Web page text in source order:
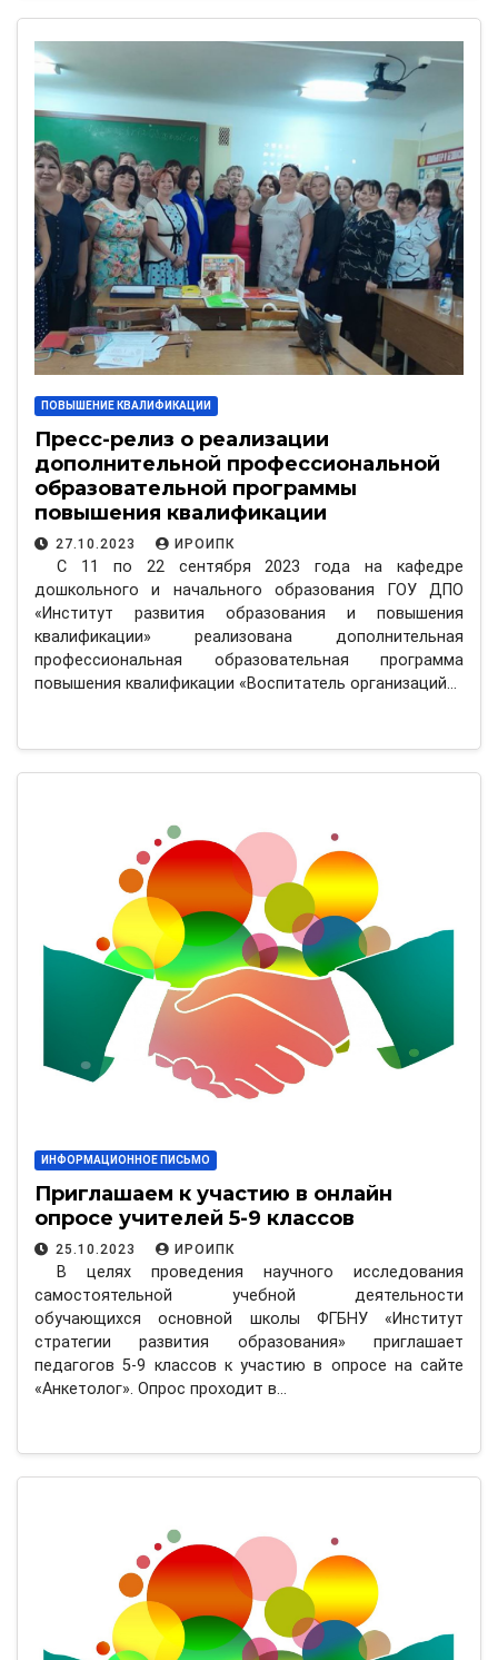
ПОВЫШЕНИЕ КВАЛИФИКАЦИИ
Пресс-релиз о реализации
дополнительной профессиональной
образовательной программы
повышения квалификации
«Воспитатель организаций
дошкольного образования»
27.10.2023 ИРОИПК
С 11 по 22 сентября 2023 года на кафедре
дошкольного и начального образования ГОУ ДПО
«Институт развития образования и повышения
квалификации» реализована дополнительная
профессиональная образовательная программа
повышения квалификации «Воспитатель организаций…
ИНФОРМАЦИОННОЕ ПИСЬМО
Приглашаем к участию в онлайн
опросе учителей 5-9 классов
25.10.2023 ИРОИПК
В целях проведения научного исследования
самостоятельной учебной деятельности
обучающихся основной школы ФГБНУ «Институт
стратегии развития образования» приглашает
педагогов 5-9 классов к участию в опросе на сайте
«Анкетолог». Опрос проходит в…